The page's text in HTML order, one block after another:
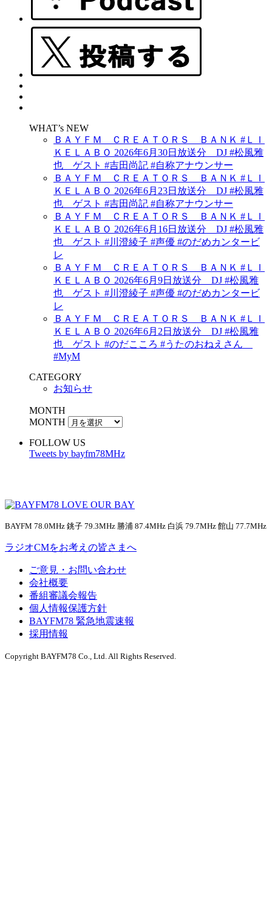
WHAT’s NEW
ＢＡＹＦＭ ＣＲＥＡＴＯＲＳ ＢＡＮＫ #ＬＩ
ＫＥＬＡＢＯ 2026年6月30日放送分 DJ #松風雅
也 ゲスト #吉田尚記 #自称アナウンサー
ＢＡＹＦＭ ＣＲＥＡＴＯＲＳ ＢＡＮＫ #ＬＩ
ＫＥＬＡＢＯ 2026年6月23日放送分 DJ #松風雅
也 ゲスト #吉田尚記 #自称アナウンサー
ＢＡＹＦＭ ＣＲＥＡＴＯＲＳ ＢＡＮＫ #ＬＩ
ＫＥＬＡＢＯ 2026年6月16日放送分 DJ #松風雅
也 ゲスト #川澄綾子 #声優 #のだめカンタービ
レ
ＢＡＹＦＭ ＣＲＥＡＴＯＲＳ ＢＡＮＫ #ＬＩ
ＫＥＬＡＢＯ 2026年6月9日放送分 DJ #松風雅
也 ゲスト #川澄綾子 #声優 #のだめカンタービ
レ
ＢＡＹＦＭ ＣＲＥＡＴＯＲＳ ＢＡＮＫ #ＬＩ
ＫＥＬＡＢＯ 2026年6月2日放送分 DJ #松風雅
也 ゲスト #のだこころ #うたのおねえさん
#MyM
CATEGORY
お知らせ
MONTH
MONTH
FOLLOW US
Tweets by bayfm78MHz
BAYFM 78.0MHz 銚子 79.3MHz 勝浦 87.4MHz 白浜 79.7MHz 館山 77.7MHz
ラジオCMをお考えの皆さまへ
ご意見・お問い合わせ
会社概要
番組審議会報告
個人情報保護方針
BAYFM78 緊急地震速報
採用情報
Copyright BAYFM78 Co., Ltd. All Rights Reserved.